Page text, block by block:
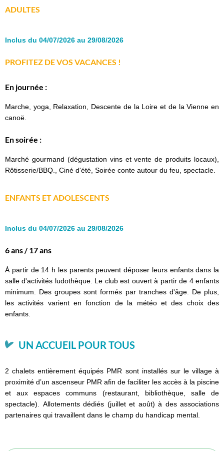
ADULTES
Inclus du 04/07/2026 au 29/08/2026
PROFITEZ DE VOS VACANCES !
En journée :
Marche, yoga, Relaxation, Descente de la Loire et de la Vienne en
canoë.
En soirée :
Marché gourmand (dégustation vins et vente de produits locaux),
Rôtisserie/BBQ., Ciné d'été, Soirée conte autour du feu, spectacle.
ENFANTS ET ADOLESCENTS
Inclus du 04/07/2026 au 29/08/2026
6 ans / 17 ans
À partir de 14 h les parents peuvent déposer leurs enfants dans la
salle d'activités ludothèque. Le club est ouvert à partir de 4 enfants
minimum. Des groupes sont formés par tranches d'âge. De plus,
les activités varient en fonction de la météo et des choix des
enfants.
UN ACCUEIL POUR TOUS
2 chalets entièrement équipés PMR sont installés sur le village à
proximité d’un ascenseur PMR afin de faciliter les accès à la piscine
et aux espaces communs (restaurant, bibliothèque, salle de
spectacle). Allotements dédiés (juillet et août) à des associations
partenaires qui travaillent dans le champ du handicap mental.